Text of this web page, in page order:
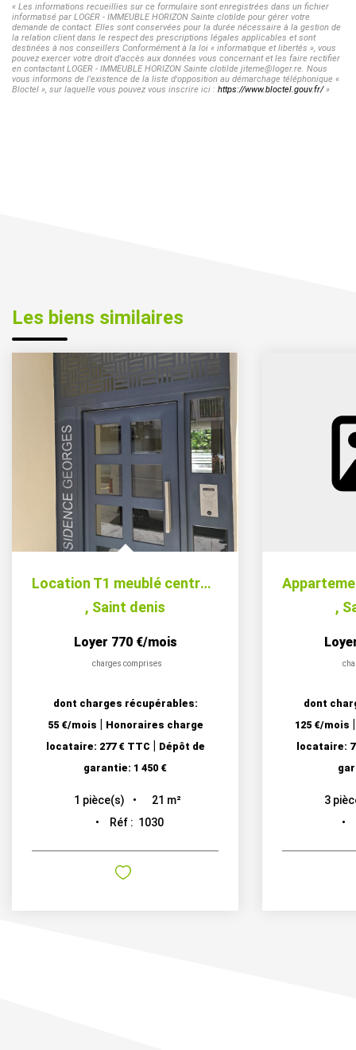
« Les informations recueillies sur ce formulaire sont enregistrées dans un fichier
informatisé par LOGER - IMMEUBLE HORIZON Sainte clotilde pour gérer votre
demande de contact. Elles sont conservées pour la durée nécessaire à la gestion de
la relation client dans le respect des prescriptions légales applicables et sont
destinées à nos conseillers Conformément à la loi « informatique et libertés », vous
pouvez exercer votre droit d'accès aux données vous concernant et les faire rectifier
en contactant LOGER - IMMEUBLE HORIZON Sainte clotilde jiteme@loger.re. Nous
vous informons de l'existence de la liste d'opposition au démarchage téléphonique «
Bloctel », sur laquelle vous pouvez vous inscrire ici : https://www.bloctel.gouv.fr/»
Les biens similaires
Location T1 meublé centre-ville Saint-Denis ? Résidence...
, Saint denis
Loyer 770 €/mois
charges comprises
dont charges récupérables:
55 €/mois | Honoraires charge
locataire: 277 € TTC | Dépôt de
garantie: 1 450 €
1 pièce(s) 21 m²
Réf : 1030
,
dont
125 €/mois
locataire:
3